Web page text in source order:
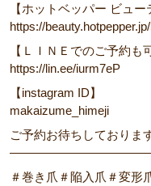
【ホットベッパー ビュー
https://
【ＬＩＮＥでのご予約も
https://lin.ee/iurm7eP
【instagram ID】
makaizume_himeji
ご予約お待ちしておりま
＃巻き爪＃陥入爪＃変形